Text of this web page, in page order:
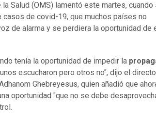
la Salud (OMS) lamentó este martes, cuando
de covid-19, que muchos países no
de alarma y se perdiera la oportunidad de
tenía la oportunidad de impedir la
escucharon pero otros no", dijo el
Ghebreyesus, quien añadió que
oportunidad "que no se debe